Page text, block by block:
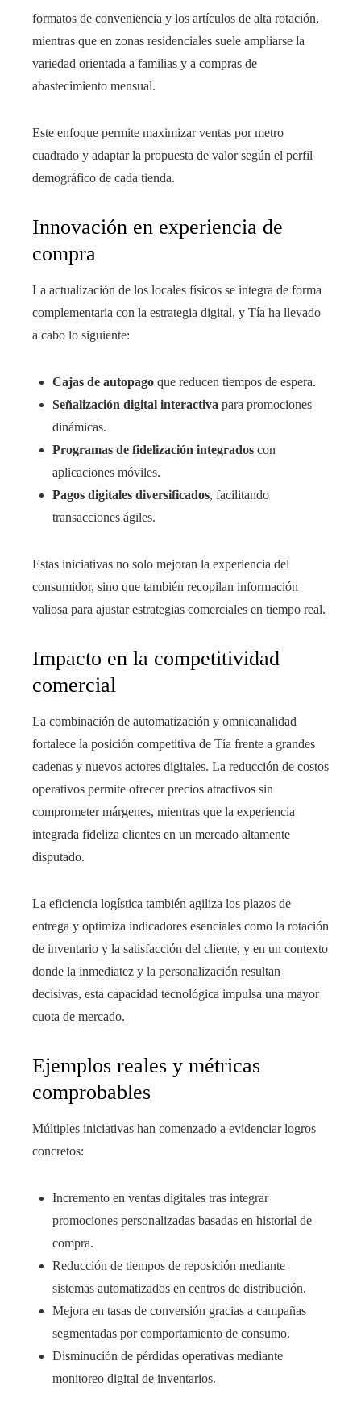
formatos de conveniencia y los artículos de alta rotación,
mientras que en zonas residenciales suele ampliarse la
variedad orientada a familias y a compras de
abastecimiento mensual.
Este enfoque permite maximizar ventas por metro
cuadrado y adaptar la propuesta de valor según el perfil
demográfico de cada tienda.
Innovación en experiencia de
compra
La actualización de los locales físicos se integra de forma
complementaria con la estrategia digital, y Tía ha llevado
a cabo lo siguiente:
Cajas de autopago que reducen tiempos de espera.
Señalización digital interactiva para promociones
dinámicas.
Programas de fidelización integrados con
aplicaciones móviles.
Pagos digitales diversificados, facilitando
transacciones ágiles.
Estas iniciativas no solo mejoran la experiencia del
consumidor, sino que también recopilan información
valiosa para ajustar estrategias comerciales en tiempo real.
Impacto en la competitividad
comercial
La combinación de automatización y omnicanalidad
fortalece la posición competitiva de Tía frente a grandes
cadenas y nuevos actores digitales. La reducción de costos
operativos permite ofrecer precios atractivos sin
comprometer márgenes, mientras que la experiencia
integrada fideliza clientes en un mercado altamente
disputado.
La eficiencia logística también agiliza los plazos de
entrega y optimiza indicadores esenciales como la rotación
de inventario y la satisfacción del cliente, y en un contexto
donde la inmediatez y la personalización resultan
decisivas, esta capacidad tecnológica impulsa una mayor
cuota de mercado.
Ejemplos reales y métricas
comprobables
Múltiples iniciativas han comenzado a evidenciar logros
concretos:
Incremento en ventas digitales tras integrar
promociones personalizadas basadas en historial de
compra.
Reducción de tiempos de reposición mediante
sistemas automatizados en centros de distribución.
Mejora en tasas de conversión gracias a campañas
segmentadas por comportamiento de consumo.
Disminución de pérdidas operativas mediante
monitoreo digital de inventarios.